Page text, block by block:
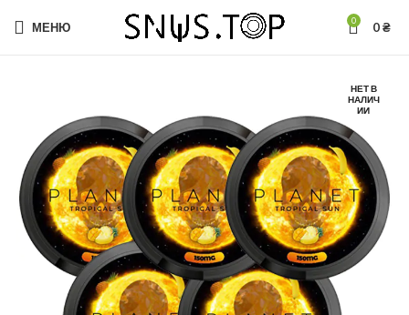
МЕНЮ 0 0₴
НЕТ В
НАЛИЧ
ИИ